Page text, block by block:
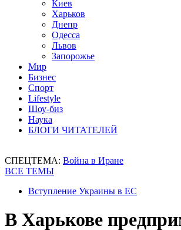
Киев
Харьков
Днепр
Одесса
Львов
Запорожье
Мир
Бизнес
Спорт
Lifestyle
Шоу-биз
Наука
БЛОГИ ЧИТАТЕЛЕЙ
СПЕЦТЕМА: Война в Иране
ВСЕ ТЕМЫ
Вступление Украины в ЕС
В Харькове